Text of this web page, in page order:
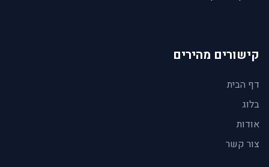
קישורים מהירים
דף הבית
בלוג
אודות
צור קשר